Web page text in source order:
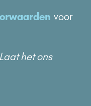
voor
het ons